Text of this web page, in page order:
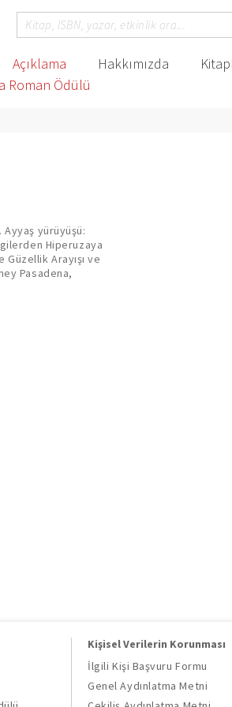
Açıklama Hakkımızda
Roman Ödülü
yürüyüşü:
Hiperuzaya
Arayışı ve
Pasadena,
Kişisel Verilerin Korunması
İlgili Kişi Başvuru Formu
Genel Aydınlatma Metni